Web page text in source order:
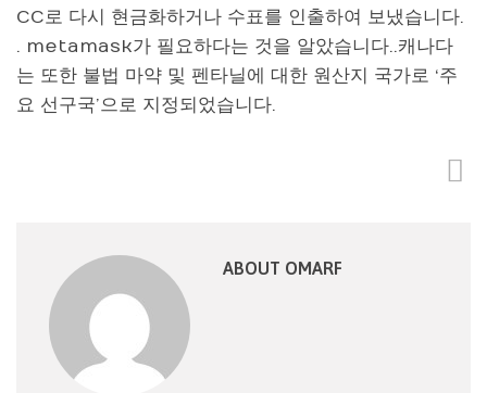
CC로 다시 현금화하거나 수표를 인출하여 보냈습니다.
. metamask가 필요하다는 것을 알았습니다..캐나다
는 또한 불법 마약 및 펜타닐에 대한 원산지 국가로 ‘주
요 선구국’으로 지정되었습니다.
ABOUT OMARF